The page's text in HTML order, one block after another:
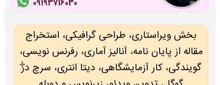
09193716030
بخش ویراستاری، طراحی گرافیکی، استخراج
مقاله از پایان نامه، آنالیز آماری، رفرنس نویسی،
گویندگی، کار آزمایشگاهی، دیتا انتری، سرچ در